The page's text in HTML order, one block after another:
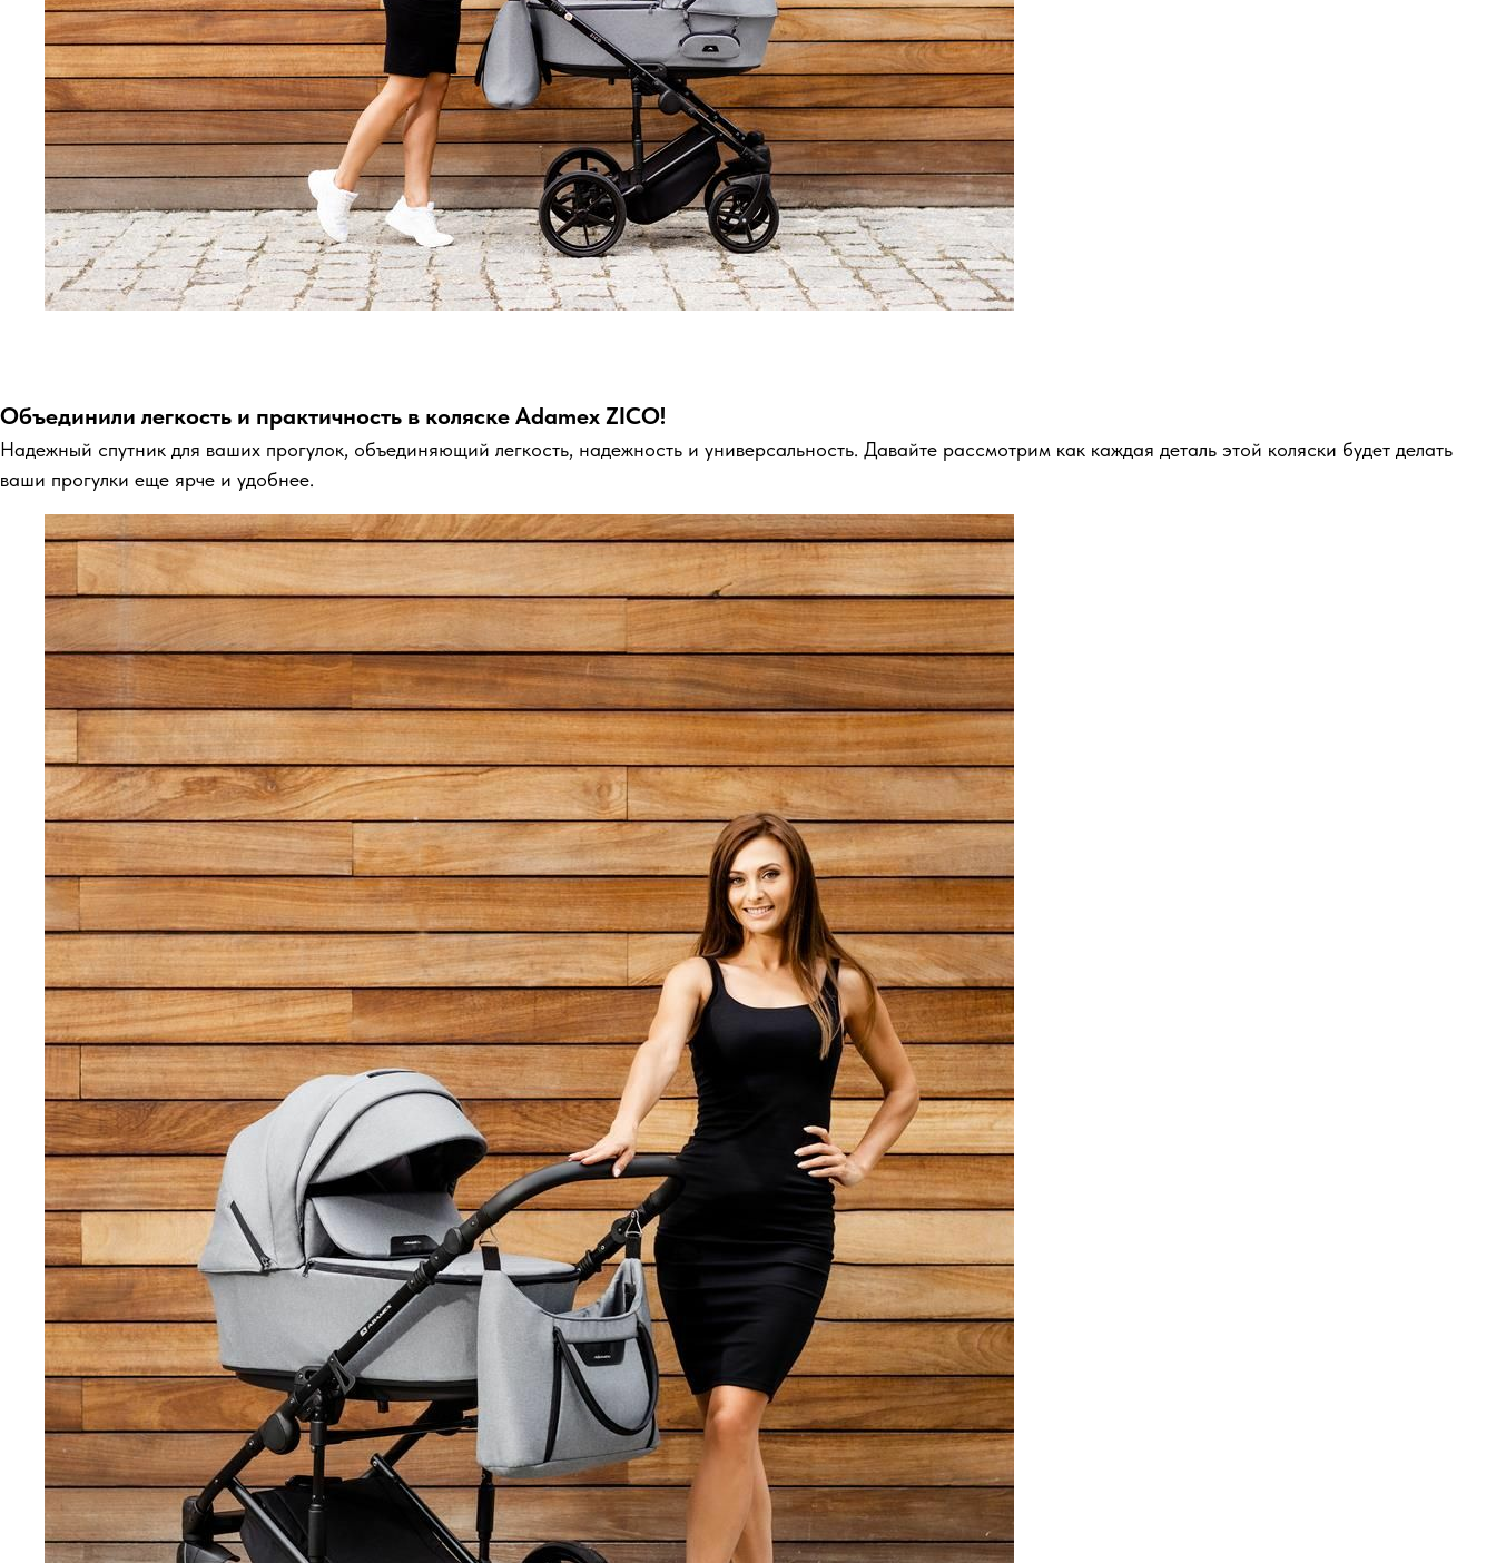
Объединили легкость и практичность в коляске Adamex ZICO!
Надежный спутник для ваших прогулок, объединяющий легкость, надежность и универсальность. Давайте рассмотрим как каждая деталь этой коляски будет делать
ваши прогулки еще ярче и удобнее.